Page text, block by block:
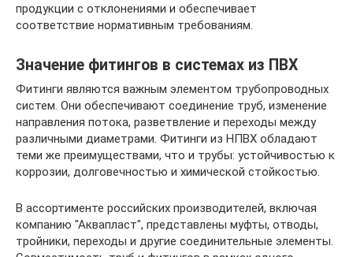
продукции с отклонениями и обеспечивает
соответствие нормативным требованиям.
Значение фитингов в системах из ПВХ
Фитинги являются важным элементом трубопроводных
систем. Они обеспечивают соединение труб, изменение
направления потока, разветвление и переходы между
различными диаметрами. Фитинги из НПВХ обладают
теми же преимуществами, что и трубы: устойчивостью к
коррозии, долговечностью и химической стойкостью.
В ассортименте российских производителей, включая
компанию "Аквапласт", представлены муфты, отводы,
тройники, переходы и другие соединительные элементы.